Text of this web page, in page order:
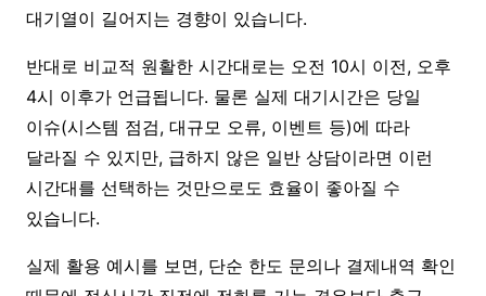
대기열이 길어지는 경향이 있습니다.
반대로 비교적 원활한 시간대로는 오전 10시 이전, 오후
4시 이후가 언급됩니다. 물론 실제 대기시간은 당일
이슈(시스템 점검, 대규모 오류, 이벤트 등)에 따라
달라질 수 있지만, 급하지 않은 일반 상담이라면 이런
시간대를 선택하는 것만으로도 효율이 좋아질 수
있습니다.
실제 활용 예시를 보면, 단순 한도 문의나 결제내역 확인